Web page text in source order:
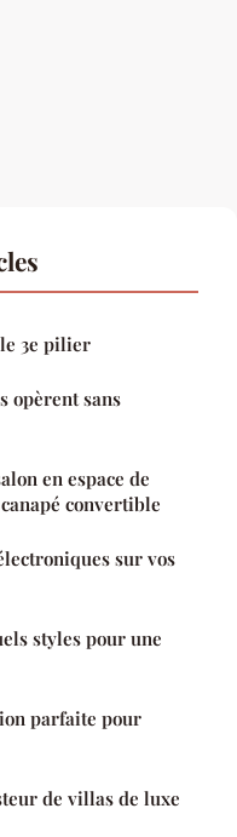
3e pilier
opèrent sans
en espace de
convertible
sur vos
styles pour une
parfaite pour
de villas de luxe